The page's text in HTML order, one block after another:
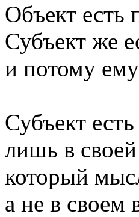
Объект есть
Субъект же
и потому
Субъект
лишь в
который
а не в своем